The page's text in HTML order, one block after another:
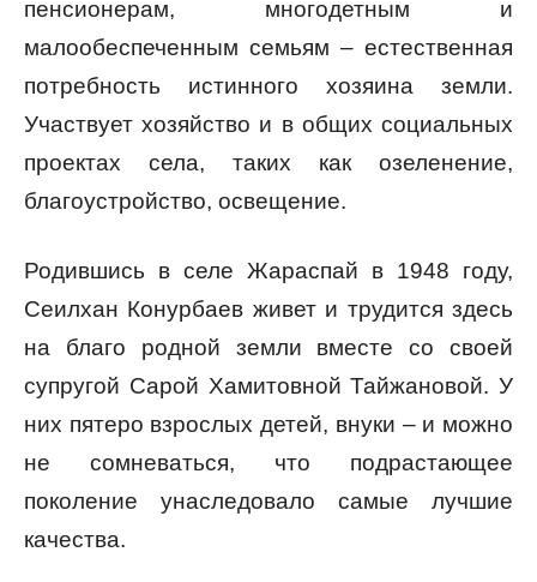
пенсионерам, многодетным и
малообеспеченным семьям – естественная
потребность истинного хозяина земли.
Участвует хозяйство и в общих социальных
проектах села, таких как озеленение,
благоустройство, освещение.
Родившись в селе Жараспай в 1948 году,
Сеилхан Конурбаев живет и трудится здесь
на благо родной земли вместе со своей
супругой Сарой Хамитовной Тайжановой. У
них пятеро взрослых детей, внуки – и можно
не сомневаться, что подрастающее
поколение унаследовало самые лучшие
качества.